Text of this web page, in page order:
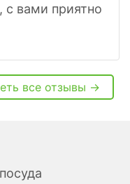
с вами приятно
все отзывы →